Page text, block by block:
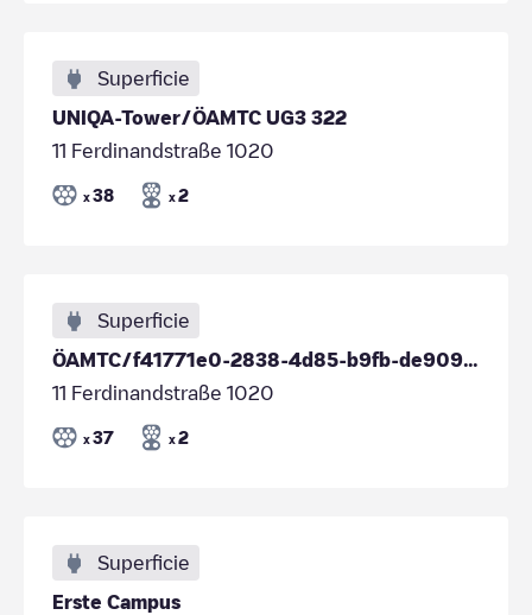
Superficie
UNIQA-Tower/ÖAMTC UG3 322
11 Ferdinandstraße 1020
x 38 x 2
Superficie
ÖAMTC/f41771e0-2838-4d85-b9fb-de909279dd3d
11 Ferdinandstraße 1020
x 37 x 2
Superficie
Erste Campus